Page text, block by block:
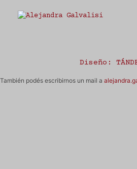
Diseño:
También podés escribirnos un mail a